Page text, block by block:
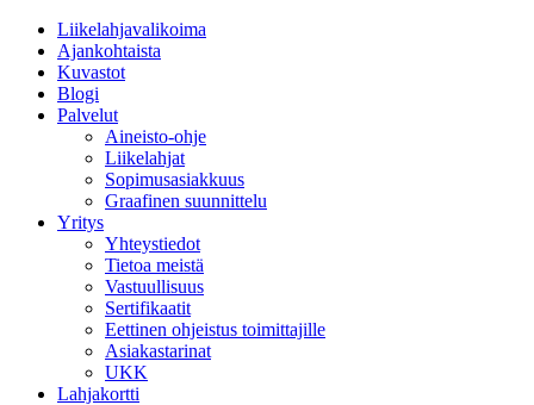
Liikelahjavalikoima
Ajankohtaista
Kuvastot
Blogi
Palvelut
Aineisto-ohje
Liikelahjat
Sopimusasiakkuus
Graafinen suunnittelu
Yritys
Yhteystiedot
Tietoa meistä
Vastuullisuus
Sertifikaatit
Eettinen ohjeistus toimittajille
Asiakastarinat
UKK
Lahjakortti